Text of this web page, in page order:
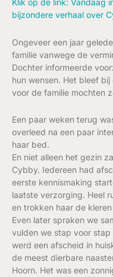
Klik op de link: Vandaag
bijzondere verhaal over
Ongeveer een jaar
familie vanwege de
Dochter informeerde
hun wensen. Het bleef
voor de familie mochten
Een paar weken terug
overleed na een paar
haar bed.
En niet alleen het gezin
Cybby. Iedereen had
eerste kennismaking
laatste verzorging. Heel
en trokken haar de
Even later spraken we
vulden we stap voor
werd een afscheid in
de meest dierbare
Hoorn. Het was een